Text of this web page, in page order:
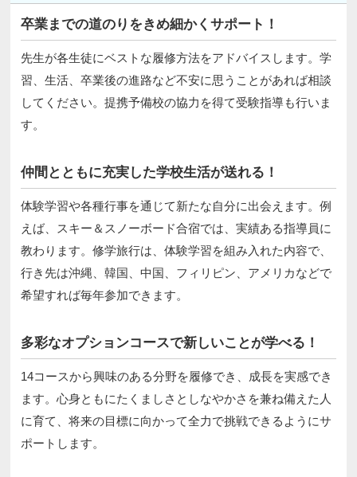
卒業までの道のりをきめ細かくサポート！
先生が各生徒にベストな履修方法をアドバイスします。学
習、生活、卒業後の進路など不安に思うことがあれば相談
してください。提携予備校の協力を得て受験指導も行いま
す。
仲間とともに充実した学校生活が送れる！
体験学習や各種行事を通じて新たな自分に出会えます。例
えば、スキー＆スノーボード合宿では、実績ある指導員に
教わります。修学旅行は、体験学習を組み入れた内容で、
行き先は沖縄、韓国、中国、フィリピン、アメリカなどで
希望すれば毎年参加できます。
多彩なオプションコースで新しいことが学べる！
14コースから興味のある分野を履修でき、成長を実感でき
ます。心身ともにたくましさとしなやかさを兼ね備えた人
に育て、将来の目標に向かって全力で挑戦できるようにサ
ポートします。